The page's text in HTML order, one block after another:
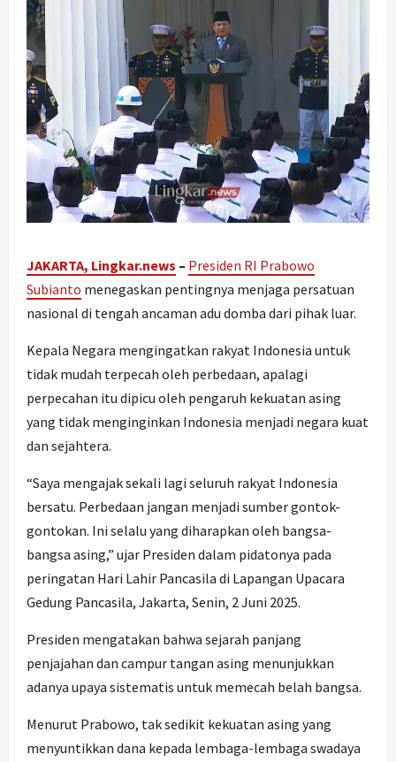
JAKARTA, Lingkar.news – Presiden RI Prabowo
Subianto menegaskan pentingnya menjaga persatuan
nasional di tengah ancaman adu domba dari pihak luar.
Kepala Negara mengingatkan rakyat Indonesia untuk
tidak mudah terpecah oleh perbedaan, apalagi
perpecahan itu dipicu oleh pengaruh kekuatan asing
yang tidak menginginkan Indonesia menjadi negara kuat
dan sejahtera.
“Saya mengajak sekali lagi seluruh rakyat Indonesia
bersatu. Perbedaan jangan menjadi sumber gontok-
gontokan. Ini selalu yang diharapkan oleh bangsa-
bangsa asing,” ujar Presiden dalam pidatonya pada
peringatan Hari Lahir Pancasila di Lapangan Upacara
Gedung Pancasila, Jakarta, Senin, 2 Juni 2025.
Presiden mengatakan bahwa sejarah panjang
penjajahan dan campur tangan asing menunjukkan
adanya upaya sistematis untuk memecah belah bangsa.
Menurut Prabowo, tak sedikit kekuatan asing yang
menyuntikkan dana kepada lembaga-lembaga swadaya